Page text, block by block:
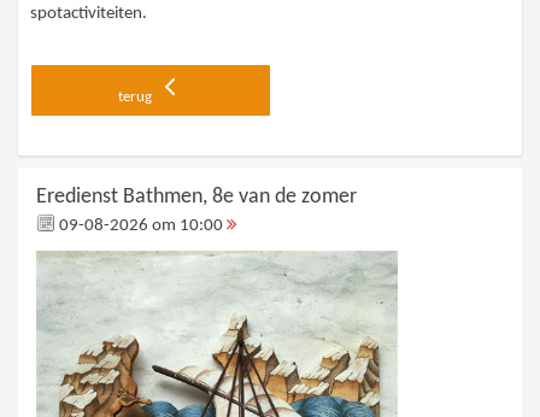
spotactiviteiten.
terug
Eredienst Bathmen, 8e van de zomer
09-08-2026 om 10:00